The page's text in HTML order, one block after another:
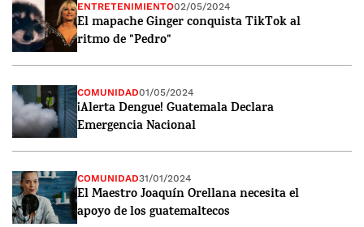
ENTRETENIMIENTO02/05/2024
El mapache Ginger conquista TikTok al
ritmo de "Pedro"
COMUNIDAD01/05/2024
¡Alerta Dengue! Guatemala Declara
Emergencia Nacional
COMUNIDAD31/01/2024
El Maestro Joaquín Orellana necesita el
apoyo de los guatemaltecos